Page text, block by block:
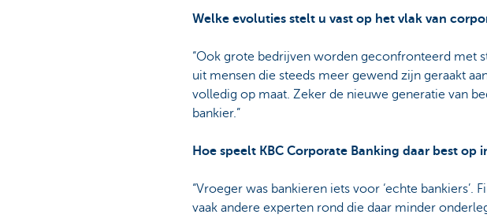
Welke evoluties stelt u vast op het vlak van
“Ook grote bedrijven worden geconfronteerd met
uit mensen die steeds meer gewend zijn geraakt
volledig op maat. Zeker de nieuwe generatie van
bankier.”
Hoe speelt KBC Corporate Banking daar best op
“Vroeger was bankieren iets voor ‘echte
vaak andere experten rond die daar minder